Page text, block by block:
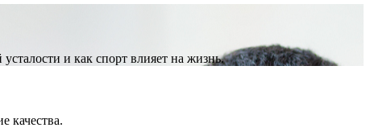
и как спорт влияет на жизнь.
качества.